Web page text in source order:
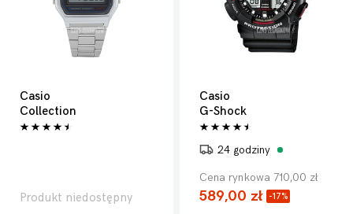
Casio
Collection
Produkt niedostępny
Casio
G-Shock
24 godziny
Cena rynkowa 710,00 zł
589,00 zł -17%